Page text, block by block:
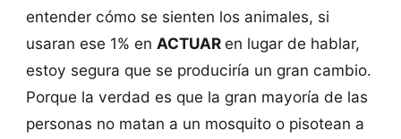
entender cómo se sienten los animales, si
usaran ese 1% en ACTUARen lugar de hablar,
estoy segura que se produciría un gran cambio.
Porque la verdad es que la gran mayoría de las
personas no matan a un mosquito o pisotean a